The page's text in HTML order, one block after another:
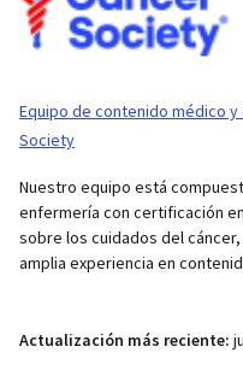
Equipo de contenido médico
Society
Nuestro equipo está
enfermería con certificación
sobre los cuidados del
amplia experiencia en
Actualización más reciente: